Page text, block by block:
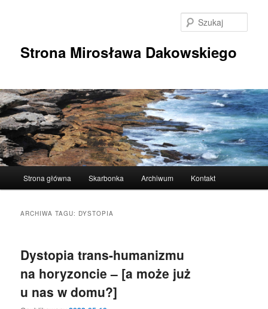
Strona Mirosława Dakowskiego
Strona główna Skarbonka Archiwum Kontakt
ARCHIWA TAGU: DYSTOPIA
Dystopia trans-humanizmu
na horyzoncie – [a może już
u nas w domu?]